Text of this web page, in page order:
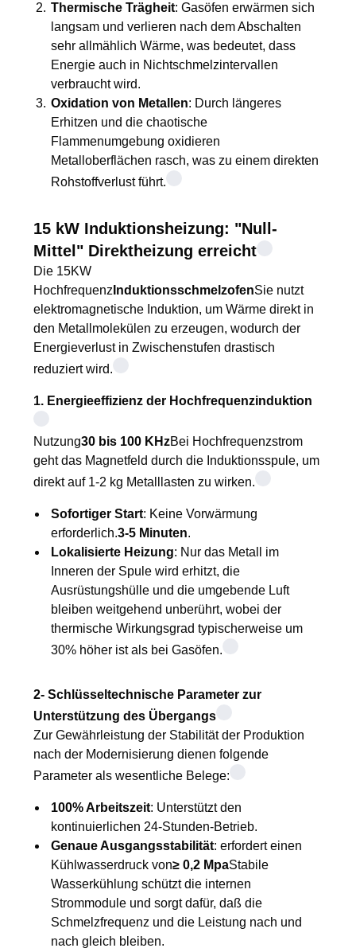
Thermische Trägheit: Gasöfen erwärmen sich
langsam und verlieren nach dem Abschalten
sehr allmählich Wärme, was bedeutet, dass
Energie auch in Nichtschmelzintervallen
verbraucht wird.
Oxidation von Metallen: Durch längeres
Erhitzen und die chaotische
Flammenumgebung oxidieren
Metalloberflächen rasch, was zu einem direkten
Rohstoffverlust führt.
15 kW Induktionsheizung: "Null-
Mittel" Direktheizung erreicht
Die 15KW
Hochfrequenz InduktionsschmelzofenSie nutzt
elektromagnetische Induktion, um Wärme direkt in
den Metallmolekülen zu erzeugen, wodurch der
Energieverlust in Zwischenstufen drastisch
reduziert wird.
1. Energieeffizienz der Hochfrequenzinduktion
Nutzung30 bis 100 KHzBei Hochfrequenzstrom
geht das Magnetfeld durch die Induktionsspule, um
direkt auf 1-2 kg Metalllasten zu wirken.
Sofortiger Start: Keine Vorwärmung
erforderlich.3-5 Minuten.
Lokalisierte Heizung: Nur das Metall im
Inneren der Spule wird erhitzt, die
Ausrüstungshülle und die umgebende Luft
bleiben weitgehend unberührt, wobei der
thermische Wirkungsgrad typischerweise um
30% höher ist als bei Gasöfen.
2- Schlüsseltechnische Parameter zur
Unterstützung des Übergangs
Zur Gewährleistung der Stabilität der Produktion
nach der Modernisierung dienen folgende
Parameter als wesentliche Belege:
100% Arbeitszeit: Unterstützt den
kontinuierlichen 24-Stunden-Betrieb.
Genaue Ausgangsstabilität: erfordert einen
Kühlwasserdruck von≥ 0,2 MpaStabile
Wasserkühlung schützt die internen
Strommodule und sorgt dafür, daß die
Schmelzfrequenz und die Leistung nach und
nach gleich bleiben.